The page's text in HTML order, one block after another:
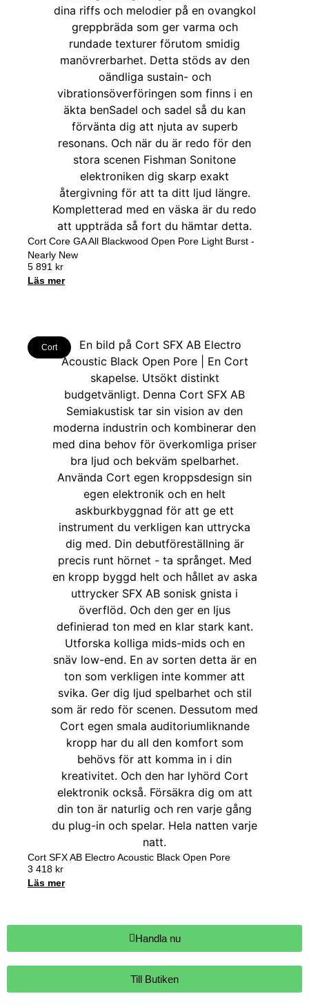
Cort Core GA All Blackwood Open Pore Light Burst -
Nearly New
5 891 kr
Läs mer
Cort
Cort SFX AB Electro Acoustic Black Open Pore
3 418 kr
Läs mer
Handla nu
Till Butiken